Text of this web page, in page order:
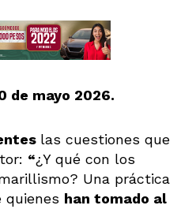
de mayo 2026.
las cuestiones que
“¿Y qué con los
Una práctica
quienes han tomado al